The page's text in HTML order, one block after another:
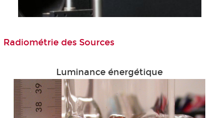
Radiométrie des Sources
Luminance énergétique